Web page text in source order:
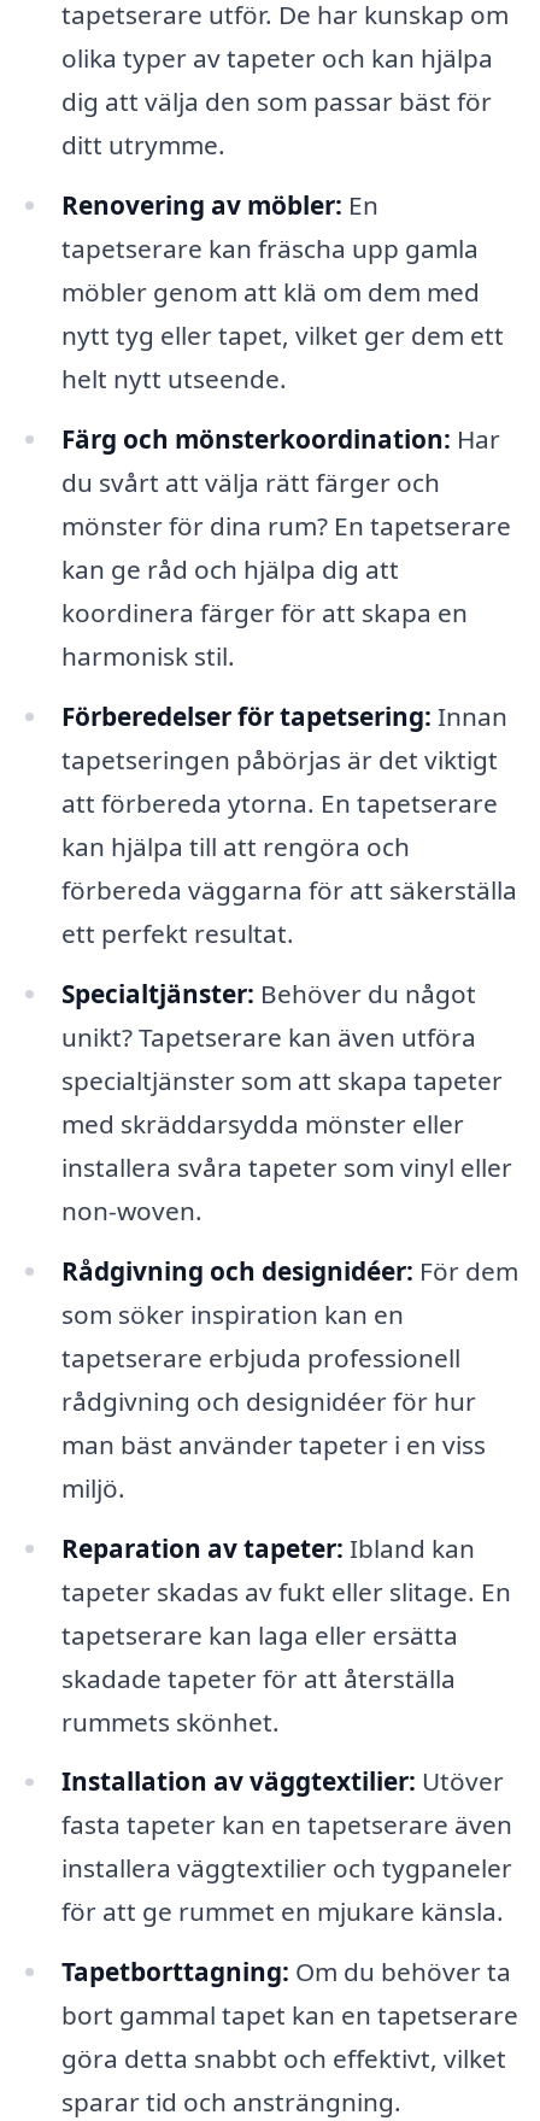
tapetserare utför. De har kunskap om
olika typer av tapeter och kan hjälpa
dig att välja den som passar bäst för
ditt utrymme.
Renovering av möbler: En
tapetserare kan fräscha upp gamla
möbler genom att klä om dem med
nytt tyg eller tapet, vilket ger dem ett
helt nytt utseende.
Färg och mönsterkoordination: Har
du svårt att välja rätt färger och
mönster för dina rum? En tapetserare
kan ge råd och hjälpa dig att
koordinera färger för att skapa en
harmonisk stil.
Förberedelser för tapetsering: Innan
tapetseringen påbörjas är det viktigt
att förbereda ytorna. En tapetserare
kan hjälpa till att rengöra och
förbereda väggarna för att säkerställa
ett perfekt resultat.
Specialtjänster: Behöver du något
unikt? Tapetserare kan även utföra
specialtjänster som att skapa tapeter
med skräddarsydda mönster eller
installera svåra tapeter som vinyl eller
non-woven.
Rådgivning och designidéer: För dem
som söker inspiration kan en
tapetserare erbjuda professionell
rådgivning och designidéer för hur
man bäst använder tapeter i en viss
miljö.
Reparation av tapeter: Ibland kan
tapeter skadas av fukt eller slitage. En
tapetserare kan laga eller ersätta
skadade tapeter för att återställa
rummets skönhet.
Installation av väggtextilier: Utöver
fasta tapeter kan en tapetserare även
installera väggtextilier och tygpaneler
för att ge rummet en mjukare känsla.
Tapetborttagning: Om du behöver ta
bort gammal tapet kan en tapetserare
göra detta snabbt och effektivt, vilket
sparar tid och ansträngning.